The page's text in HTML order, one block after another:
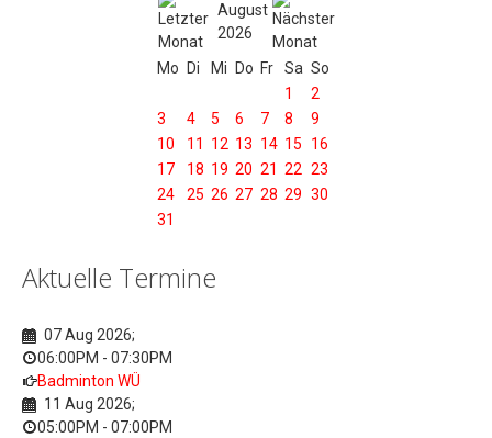
Zentrale Dokumente
August
2026
Mo
Di Mi Do Fr Sa So
1
2
3
4 5 6 7 8
9
10
11 12 13 14 15
16
17
18 19 20 21 22 23
24
25 26 27 28 29 30
31
Aktuelle Termine
07 Aug 2026;
06:00PM - 07:30PM
Badminton WÜ
11 Aug 2026;
05:00PM - 07:00PM